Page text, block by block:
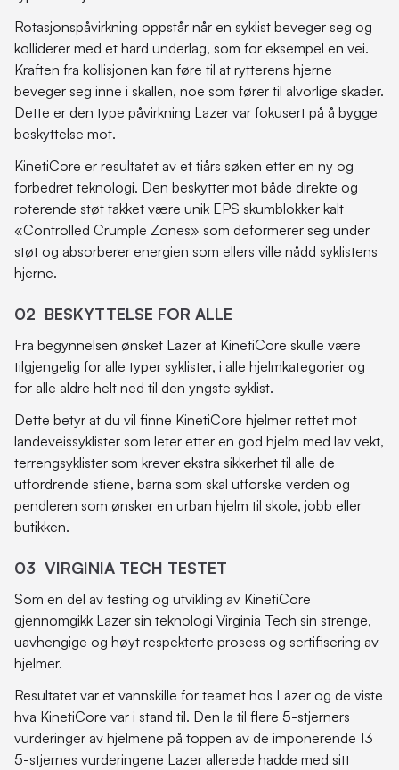
Rotasjonspåvirkning oppstår når en syklist beveger seg og
kolliderer med et hard underlag, som for eksempel en vei.
Kraften fra kollisjonen kan føre til at rytterens hjerne
beveger seg inne i skallen, noe som fører til alvorlige skader.
Dette er den type påvirkning Lazer var fokusert på å bygge
beskyttelse mot.
KinetiCore er resultatet av et tiårs søken etter en ny og
forbedret teknologi. Den beskytter mot både direkte og
roterende støt takket være unik EPS skumblokker kalt
«Controlled Crumple Zones» som deformerer seg under
støt og absorberer energien som ellers ville nådd syklistens
hjerne.
02 BESKYTTELSE FOR ALLE
Fra begynnelsen ønsket Lazer at KinetiCore skulle være
tilgjengelig for alle typer syklister, i alle hjelmkategorier og
for alle aldre helt ned til den yngste syklist.
Dette betyr at du vil finne KinetiCore hjelmer rettet mot
landeveissyklister som leter etter en god hjelm med lav vekt,
terrengsyklister som krever ekstra sikkerhet til alle de
utfordrende stiene, barna som skal utforske verden og
pendleren som ønsker en urban hjelm til skole, jobb eller
butikken.
03 VIRGINIA TECH TESTET
Som en del av testing og utvikling av KinetiCore
gjennomgikk Lazer sin teknologi Virginia Tech sin strenge,
uavhengige og høyt respekterte prosess og sertifisering av
hjelmer.
Resultatet var et vannskille for teamet hos Lazer og de viste
hva KinetiCore var i stand til. Den la til flere 5-stjerners
vurderinger av hjelmene på toppen av de imponerende 13
5-stjernes vurderingene Lazer allerede hadde med sitt